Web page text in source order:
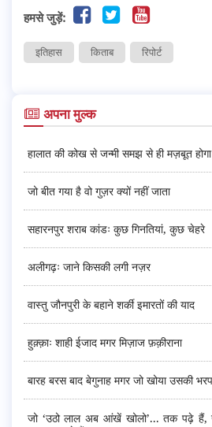
हमसे जुड़ें:
इतिहास किताब रिपोर्ट
अपना मुल्क
हालात की कोख से जन्मी समझ से ही मज़बूत
जो बीत गया है वो गुज़र क्यों नहीं जाता
सहारनपुर शराब कांडः कुछ गिनतियां, कुछ चेहरे
अलीगढ़ः जाने किसकी लगी नज़र
वास्तु जौनपुरी के बहाने शर्की इमारतों की याद
हुक़्क़ाः शाही ईजाद मगर मिज़ाज फ़क़ीराना
बारह बरस बाद बेगुनाह मगर जो खोया उसकी
जो ‘उठो लाल अब आंखें खोलो’... तक पढ़े हैं,